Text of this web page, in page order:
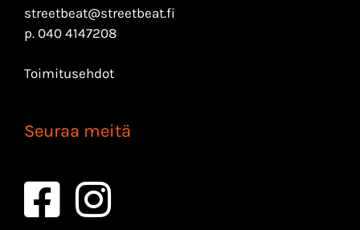
streetbeat@streetbeat.fi
p. 040 4147208
Toimitusehdot
Seuraa meitä